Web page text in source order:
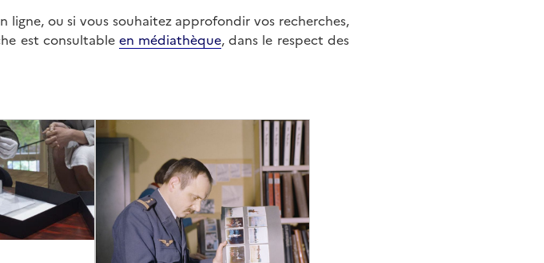
ligne, ou si vous souhaitez approfondir vos recherches,
est consultable en médiathèque, dans le respect des